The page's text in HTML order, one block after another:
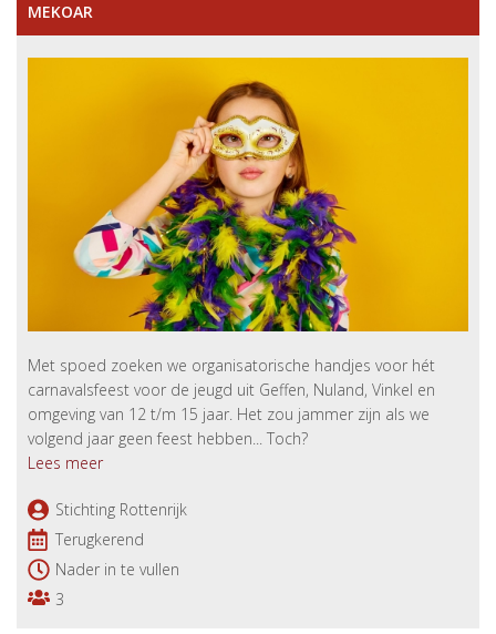
MEKOAR
Met spoed zoeken we organisatorische handjes voor hét
carnavalsfeest voor de jeugd uit Geffen, Nuland, Vinkel en
omgeving van 12 t/m 15 jaar. Het zou jammer zijn als we
volgend jaar geen feest hebben... Toch?
Lees meer
Stichting Rottenrijk
Terugkerend
Nader in te vullen
3